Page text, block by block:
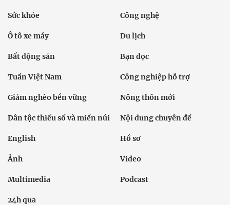
Sức khỏe Công nghệ
Ô tô xe máy Du lịch
Bất động sản Bạn đọc
Tuần Việt Nam Công nghiệp hỗ trợ
Giảm nghèo bền vững Nông thôn mới
Dân tộc thiểu số và miền núi Nội dung chuyên đề
English Hồ sơ
Ảnh Video
Multimedia Podcast
24h qua